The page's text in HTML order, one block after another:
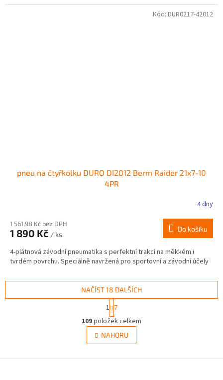
pneu na čtyřkolku DURO DI2012 Berm Raider 21x7-10
4PR
4 dny
1 561,98 Kč bez DPH
1 890 Kč / ks
Do košíku
4-plátnová závodní pneumatika s perfektní trakcí na měkkém i
tvrdém povrchu. Speciálně navržená pro sportovní a závodní účely
Kód: DUR0217-42012
O
v
l
á
NAČÍST 18 DALŠÍCH
t
r
á
n
k
v
1 7
109položek celkem
NAHORU